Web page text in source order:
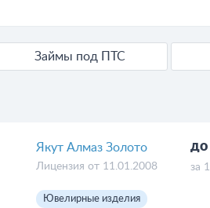
Займы под ПТС
Якут Алмаз Золото
Лицензия от 11.01.2008
до
за
Ювелирные изделия